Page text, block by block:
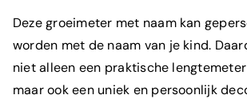
Deze groeimeter met naam kan
worden met de naam van je kind.
niet alleen een praktische
maar ook een uniek en persoonlijk